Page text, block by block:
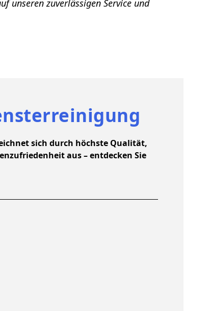
unseren zuverlässigen Service und
sich durch höchste Qualität,
aus – entdecken Sie